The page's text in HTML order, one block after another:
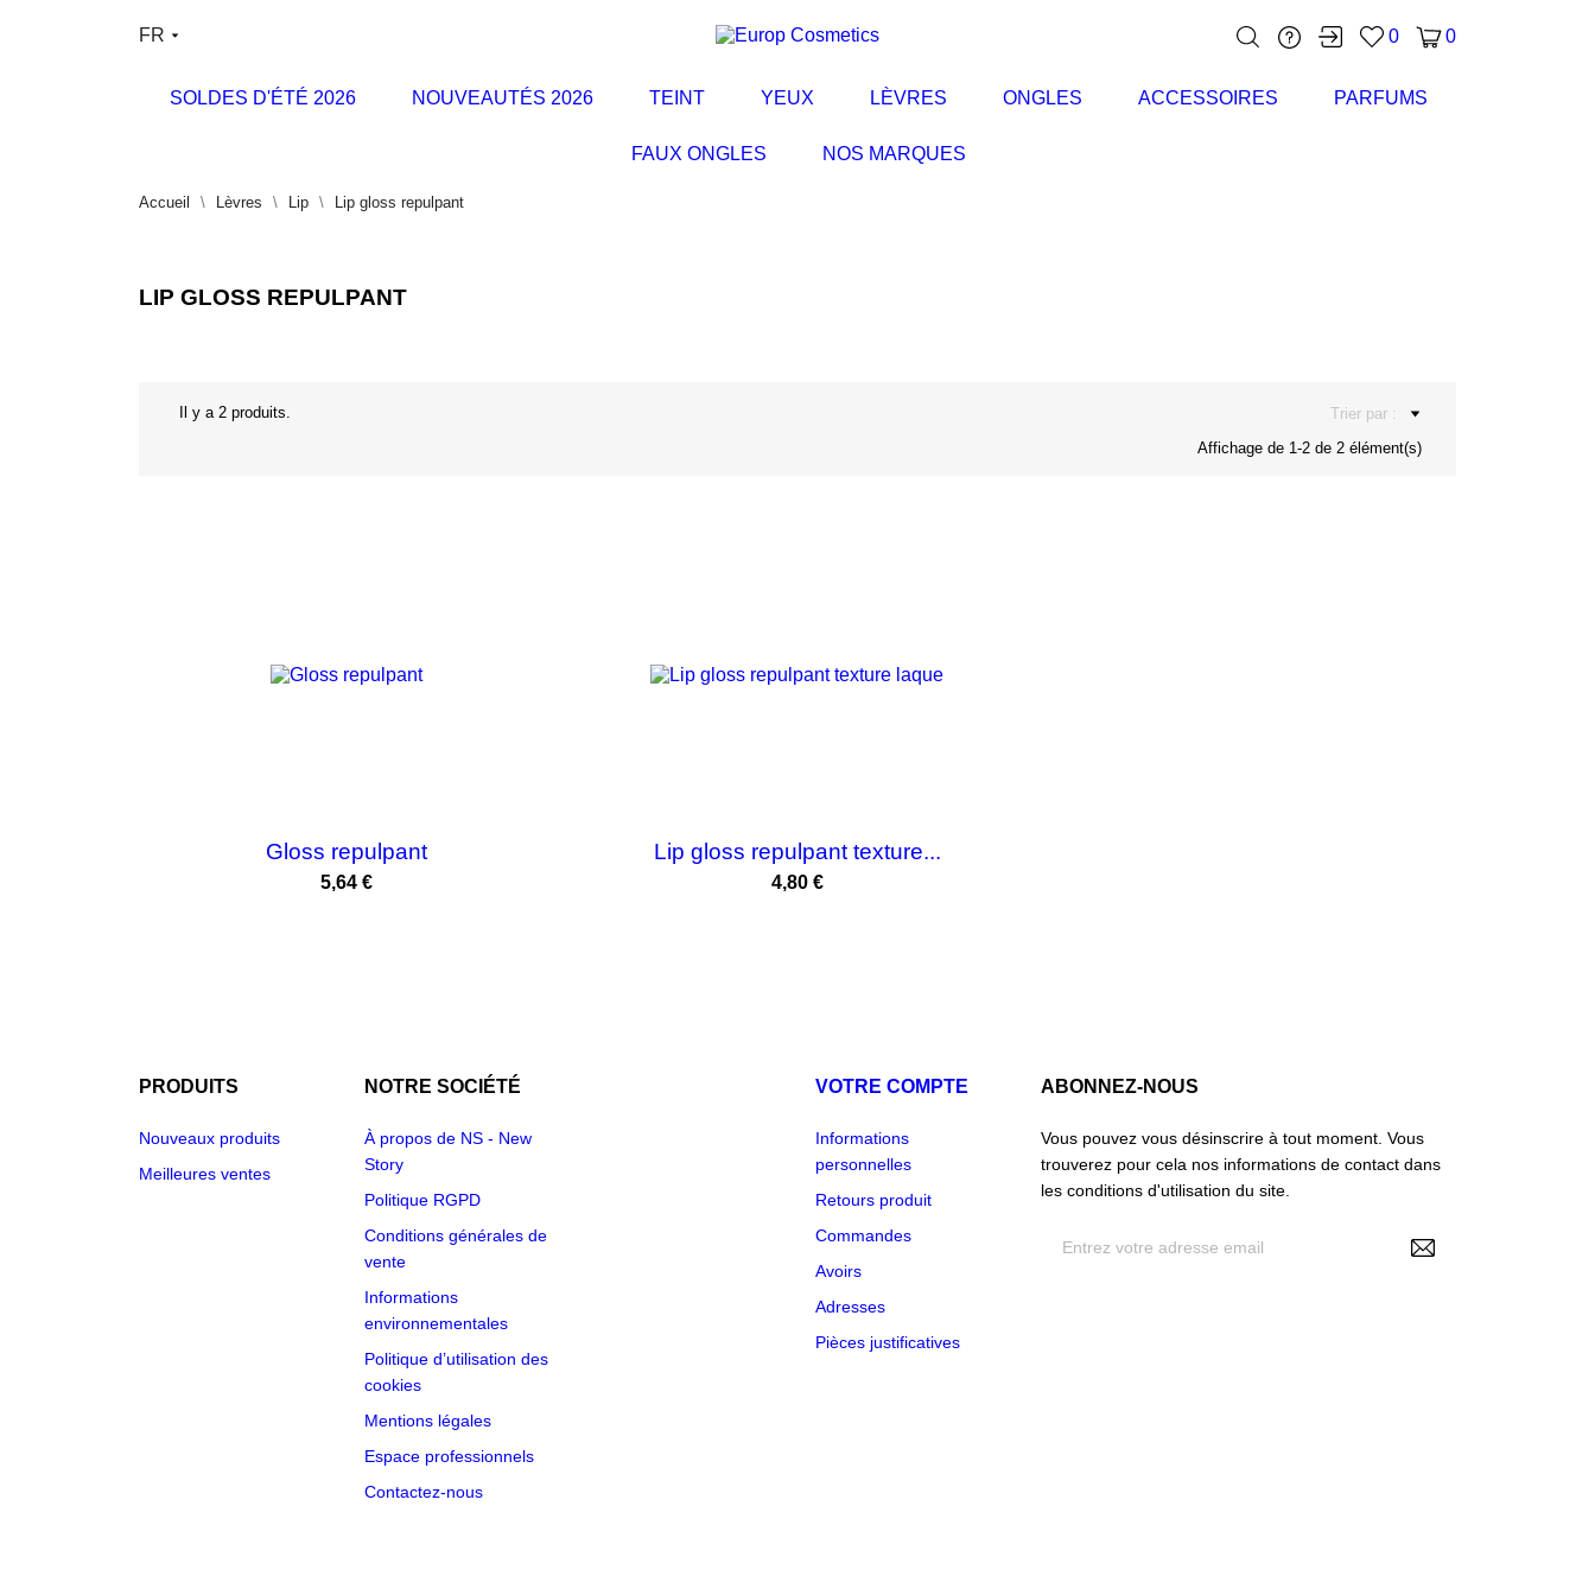
FR 0 0
SOLDES D'ÉTÉ 2026 NOUVEAUTÉS 2026 TEINT YEUX LÈVRES ONGLES ACCESSOIRES PARFUMS
FAUX ONGLES NOS MARQUES
Accueil Lèvres Lip Lip gloss repulpant
LIP GLOSS REPULPANT
Il y a 2 produits.
Trier par :
Affichage de 1-2 de 2 élément(s)
Gloss repulpant
Prix
5,64 €
Lip gloss repulpant texture...
Prix
4,80 €
PRODUITS
Nouveaux produits
Meilleures ventes
NOTRE SOCIÉTÉ
À propos de NS - New
Story
Politique RGPD
Conditions générales de
vente
Informations
environnementales
Politique d’utilisation des
cookies
Mentions légales
Espace professionnels
Contactez-nous
VOTRE COMPTE
Informations
personnelles
Retours produit
Commandes
Avoirs
Adresses
Pièces justificatives
ABONNEZ-NOUS
Vous pouvez vous désinscrire à tout moment. Vous
trouverez pour cela nos informations de contact dans
les conditions d'utilisation du site.